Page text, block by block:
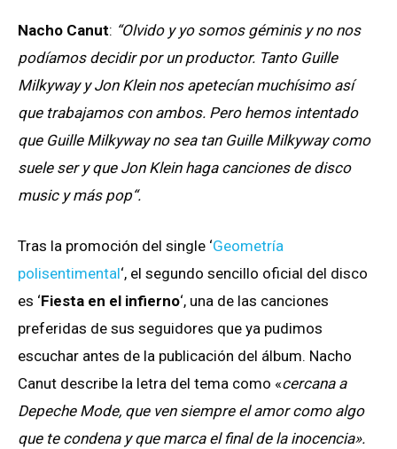
Nacho Canut: “Olvido y yo somos géminis y no nos
podíamos decidir por un productor. Tanto Guille
Milkyway y Jon Klein nos apetecían muchísimo así
que trabajamos con ambos. Pero hemos intentado
que Guille Milkyway no sea tan Guille Milkyway como
suele ser y que Jon Klein haga canciones de disco
music y más pop“.
Tras la promoción del single ‘Geometría
polisentimental‘, el segundo sencillo oficial del disco
es ‘Fiesta en el infierno‘, una de las canciones
preferidas de sus seguidores que ya pudimos
escuchar antes de la publicación del álbum. Nacho
Canut describe la letra del tema como «cercana a
Depeche Mode, que ven siempre el amor como algo
que te condena y que marca el final de la inocencia».